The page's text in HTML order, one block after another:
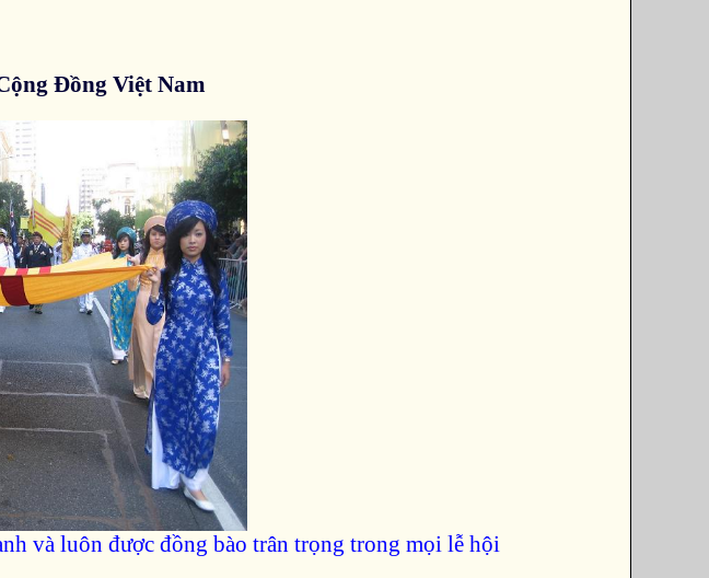
Đồng Việt Nam
và luôn được đồng bào trân trọng trong mọi lễ hội